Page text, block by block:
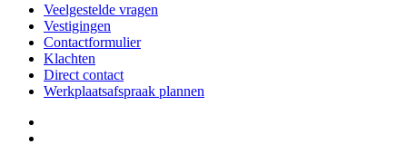
Veelgestelde vragen
Vestigingen
Contactformulier
Klachten
Direct contact
Werkplaatsafspraak plannen